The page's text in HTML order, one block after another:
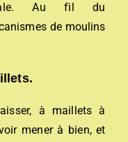
Au fil du
de moulins
à maillets à
mener à bien, et